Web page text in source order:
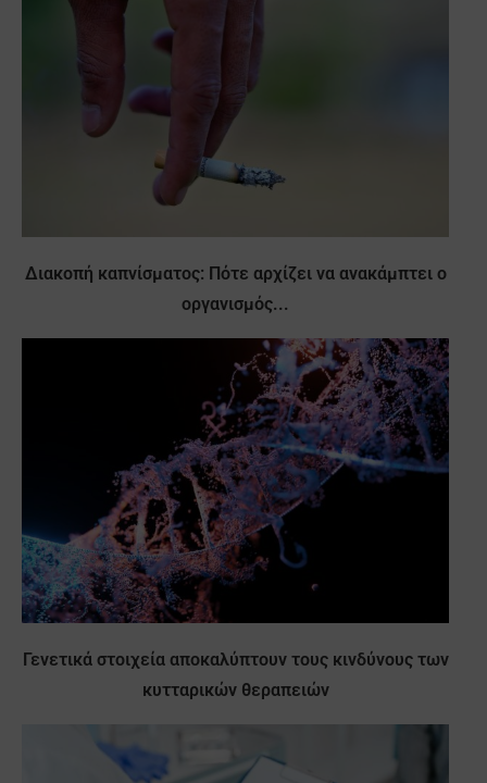
Διακοπή καπνίσματος: Πότε αρχίζει να ανακάμπτει ο
οργανισμός...
Γενετικά στοιχεία αποκαλύπτουν τους κινδύνους των
κυτταρικών θεραπειών